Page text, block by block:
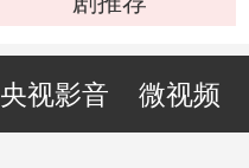
央视影音 微视频